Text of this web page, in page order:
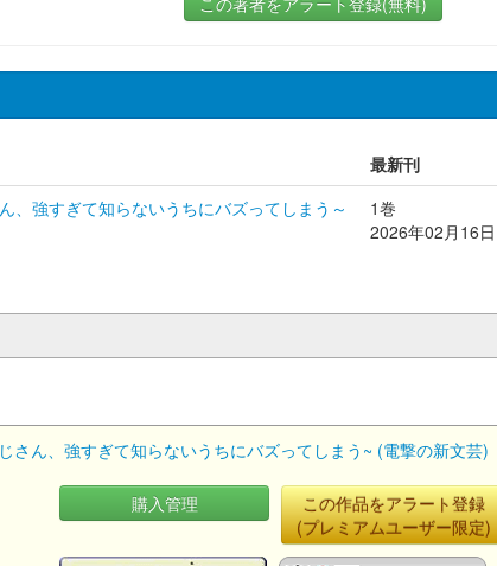
最新刊
、強すぎて知らないうちにバズってしまう～
1巻
2026年02月16
さん、強すぎて知らないうちにバズってしまう~ (電撃の新文芸)
購入管理
この作品をアラート登録
(プレミアムユーザー限定)